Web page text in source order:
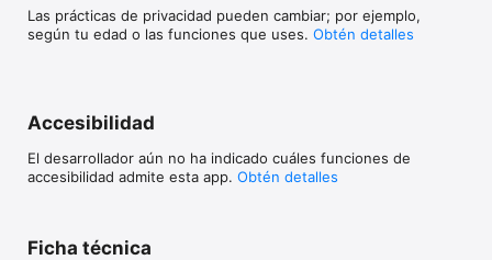
Las prácticas de privacidad pueden cambiar; por ejemplo,
según tu edad o las funciones que uses. Obtén detalles
Accesibilidad
El desarrollador aún no ha indicado cuáles funciones de
accesibilidad admite esta app. Obtén detalles
Ficha técnica